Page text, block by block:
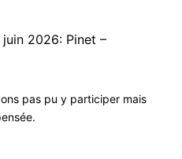
juin 2026: Pinet –
pas pu y participer mais